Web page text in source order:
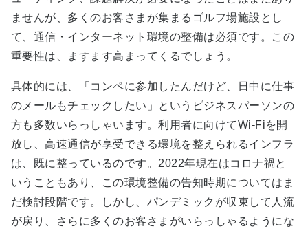
ませんが、多くのお客さまが集まるゴルフ場施設とし
て、通信・インターネット環境の整備は必須です。この
重要性は、ますます高まってくるでしょう。
具体的には、「コンペに参加したんだけど、日中に仕事
のメールもチェックしたい」というビジネスパーソンの
方も多数いらっしゃいます。利用者に向けてWi-Fiを開
放し、高速通信が享受できる環境を整えられるインフラ
は、既に整っているのです。2022年現在はコロナ禍と
いうこともあり、この環境整備の告知時期についてはま
だ検討段階です。しかし、パンデミックが収束して人流
が戻り、さらに多くのお客さまがいらっしゃるようにな